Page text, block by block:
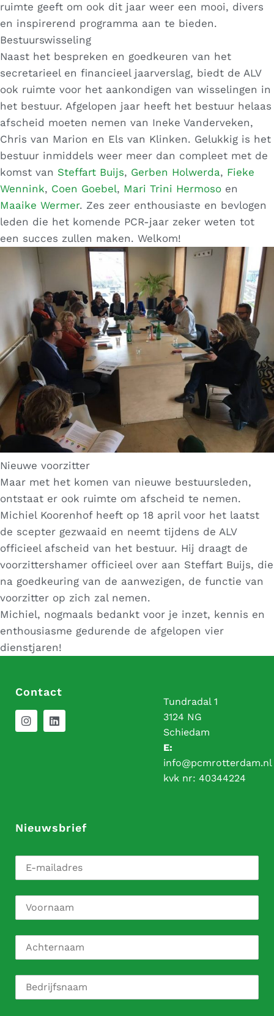
ruimte geeft om ook dit jaar weer een mooi, divers
en inspirerend programma aan te bieden.
Bestuurswisseling
Naast het bespreken en goedkeuren van het
secretarieel en financieel jaarverslag, biedt de ALV
ook ruimte voor het aankondigen van wisselingen in
het bestuur. Afgelopen jaar heeft het bestuur helaas
afscheid moeten nemen van Ineke Vanderveken,
Chris van Marion en Els van Klinken. Gelukkig is het
bestuur inmiddels weer meer dan compleet met de
komst van Steffart Buijs, Gerben Holwerda, Fieke
Wennink, Coen Goebel, Mari Trini Hermoso en
Maaike Wermer. Zes zeer enthousiaste en bevlogen
leden die het komende PCR-jaar zeker weten tot
een succes zullen maken. Welkom!
Nieuwe voorzitter
Maar met het komen van nieuwe bestuursleden,
ontstaat er ook ruimte om afscheid te nemen.
Michiel Koorenhof heeft op 18 april voor het laatst
de scepter gezwaaid en neemt tijdens de ALV
officieel afscheid van het bestuur. Hij draagt de
voorzittershamer officieel over aan Steffart Buijs, die
na goedkeuring van de aanwezigen, de functie van
voorzitter op zich zal nemen.
Michiel, nogmaals bedankt voor je inzet, kennis en
enthousiasme gedurende de afgelopen vier
dienstjaren!
Contact
Tundradal 1
3124 NG
Schiedam
E:
info@pcmrotterdam.nl
kvk nr: 40344224
Nieuwsbrief